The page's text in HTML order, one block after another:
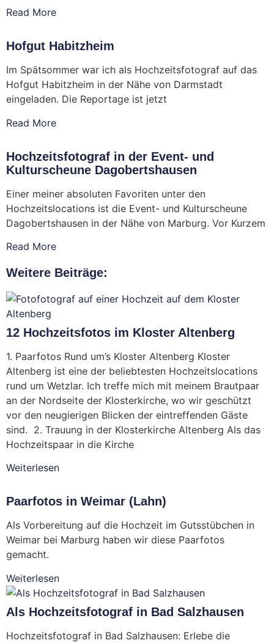
Read More
Hofgut Habitzheim
Im Spätsommer war ich als Hochzeitsfotograf auf das
Hofgut Habitzheim in der Nähe von Darmstadt
eingeladen. Die Reportage ist jetzt
Read More
Hochzeitsfotograf in der Event- und
Kulturscheune Dagobertshausen
Einer meiner absoluten Favoriten unter den
Hochzeitslocations ist die Event- und Kulturscheune
Dagobertshausen in der Nähe von Marburg. Vor Kurzem
Read More
Weitere Beiträge:
12 Hochzeitsfotos im Kloster Altenberg
1. Paarfotos Rund um’s Kloster Altenberg Kloster
Altenberg ist eine der beliebtesten Hochzeitslocations
rund um Wetzlar. Ich treffe mich mit meinem Brautpaar
an der Nordseite der Klosterkirche, wo wir geschützt
vor den neugierigen Blicken der eintreffenden Gäste
sind. 2. Trauung in der Klosterkirche Altenberg Als das
Hochzeitspaar in die Kirche
Weiterlesen
Paarfotos in Weimar (Lahn)
Als Vorbereitung auf die Hochzeit im Gutsstübchen in
Weimar bei Marburg haben wir diese Paarfotos
gemacht.
Weiterlesen
Als Hochzeitsfotograf in Bad Salzhausen
Hochzeitsfotograf in Bad Salzhausen: Erlebe die